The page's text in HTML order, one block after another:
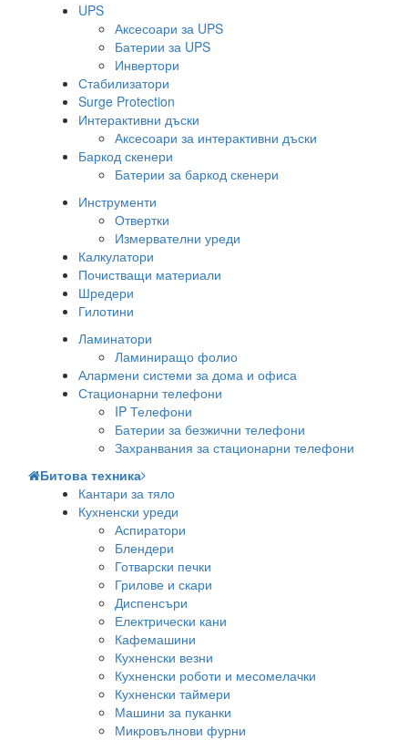
UPS
Аксесоари за UPS
Батерии за UPS
Инвертори
Стабилизатори
Surge Protection
Интерактивни дъски
Аксесоари за интерактивни дъски
Баркод скенери
Батерии за баркод скенери
Инструменти
Отвертки
Измервателни уреди
Калкулатори
Почистващи материали
Шредери
Гилотини
Ламинатори
Ламиниращо фолио
Алармени системи за дома и офиса
Стационарни телефони
IP Телефони
Батерии за безжични телефони
Захранвания за стационарни телефони
Битова техника
Кантари за тяло
Кухненски уреди
Аспиратори
Блендери
Готварски печки
Грилове и скари
Диспенсъри
Електрически кани
Кафемашини
Кухненски везни
Кухненски роботи и месомелачки
Кухненски таймери
Машини за пуканки
Микровълнови фурни